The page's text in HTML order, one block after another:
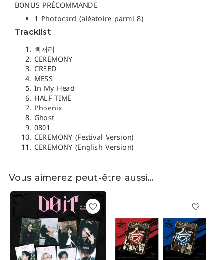
BONUS PRÉCOMMANDE
1 Photocard (aléatoire parmi 8)
Tracklist
삐처리
CEREMONY
CREED
MESS
In My Head
HALF TIME
Phoenix
Ghost
0801
CEREMONY (Festival Version)
CEREMONY (English Version)
Vous aimerez peut-être aussi…